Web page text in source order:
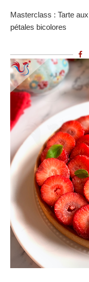
Masterclass : Tarte
pétales bicolores